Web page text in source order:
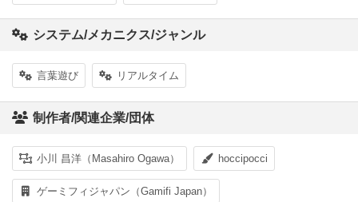
システム/メカニクス/ジャンル
言葉遊び リアルタイム
制作者/関連企業/団体
小川 昌洋（Masahiro Ogawa） hoccipocci
ゲーミフィジャパン（Gamifi Japan）